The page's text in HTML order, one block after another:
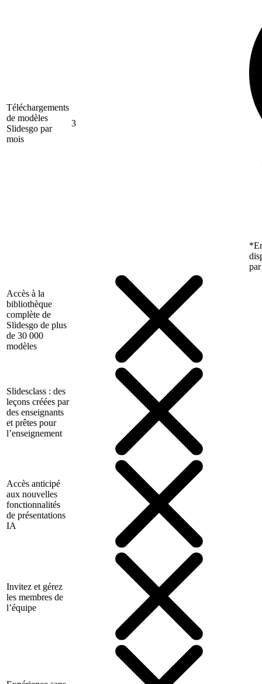
Téléchargements
de modèles
Slidesgo par
mois
3
Accès à la
bibliothèque
complète de
Slidesgo de plus
de 30 000
modèles
Slidesclass : des
leçons créées par
des enseignants
et prêtes pour
l’enseignement
Accès anticipé
aux nouvelles
fonctionnalités
de présentations
IA
Invitez et gérez
les membres de
l’équipe